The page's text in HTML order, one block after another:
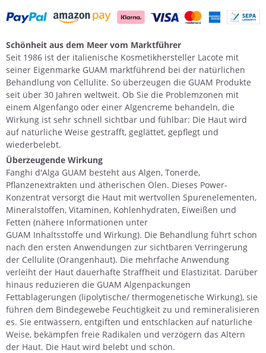
Schönheit aus dem Meer vom Marktführer
Seit 1986 ist der italienische Kosmetikhersteller Lacote mit
seiner Eigenmarke GUAM marktführend bei der natürlichen
Behandlung von Cellulite. So überzeugen die GUAM Produkte
seit über 30 Jahren weltweit. Ob Sie die Problemzonen mit
einem Algenfango oder einer Algencreme behandeln, die
Wirkung ist sehr schnell sichtbar und fühlbar: Die Haut wird
auf natürliche Weise gestrafft, geglättet, gepflegt und
wiederbelebt.
Überzeugende Wirkung
Fanghi d'Alga GUAM besteht aus Algen, Tonerde,
Pflanzenextrakten und ätherischen Ölen. Dieses Power-
Konzentrat versorgt die Haut mit wertvollen Spurenelementen,
Mineralstoffen, Vitaminen, Kohlenhydraten, Eiweißen und
Fetten (nähere Informationen unter
GUAM Inhaltsstoffe und Wirkung). Die Behandlung führt schon
nach den ersten Anwendungen zur sichtbaren Verringerung
der Cellulite (Orangenhaut). Die mehrfache Anwendung
verleiht der Haut dauerhafte Straffheit und Elastizität. Darüber
hinaus reduzieren die GUAM Algenpackungen
Fettablagerungen (lipolytische/ thermogenetische Wirkung), sie
führen dem Bindegewebe Feuchtigkeit zu und remineralisieren
es. Sie entwässern, entgiften und entschlacken auf natürliche
Weise, bekämpfen freie Radikalen und verzögern das Altern
der Haut. Die Haut wird belebt und schön.